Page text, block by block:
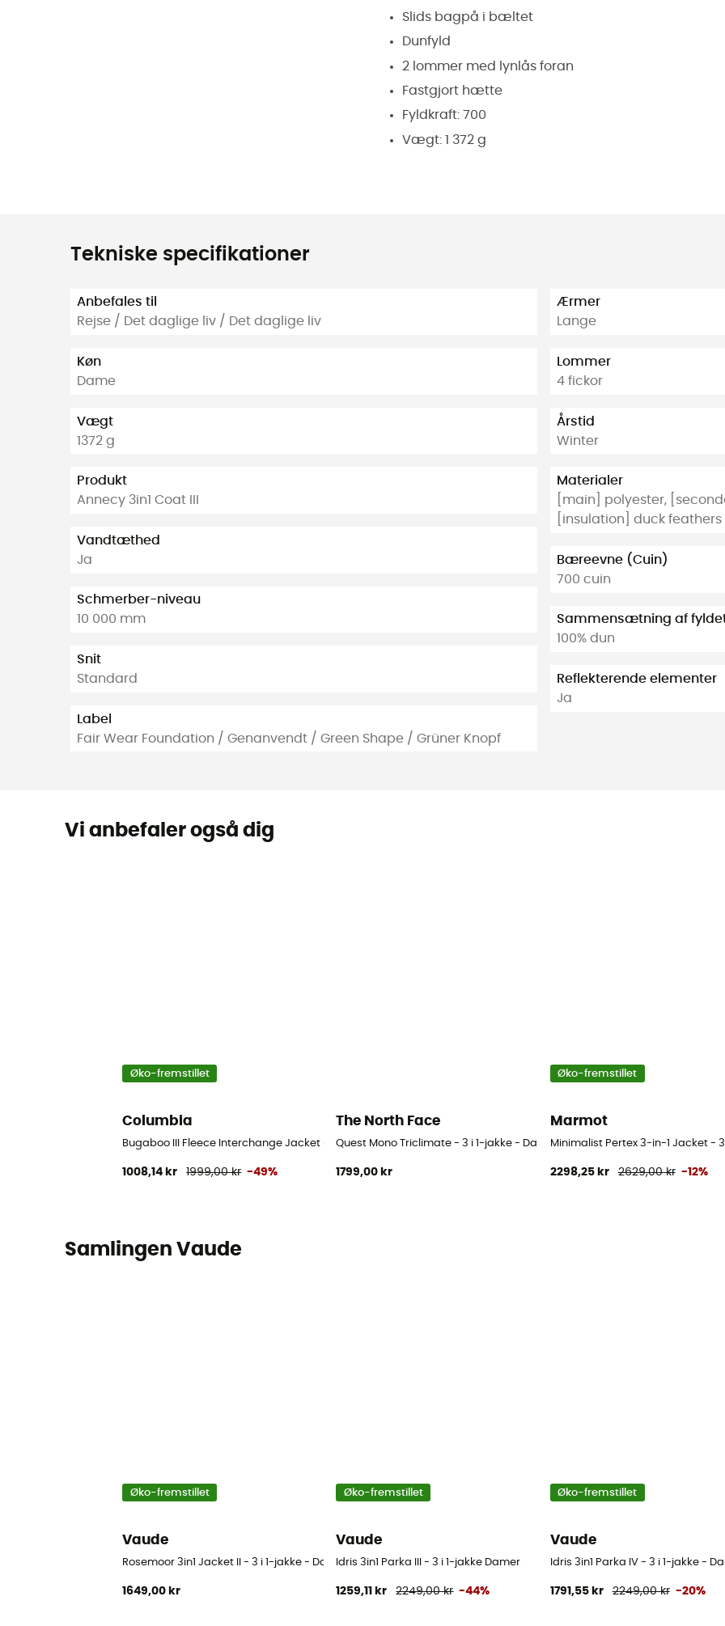
Slids bagpå i bæltet
Dunfyld
2 lommer med lynlås foran
Fastgjort hætte
Fyldkraft: 700
Vægt: 1 372 g
Tekniske specifikationer
Anbefales til
Rejse / Det daglige liv / Det daglige liv
Køn
Dame
Vægt
1372 g
Produkt
Annecy 3in1 Coat III
Vandtæthed
Ja
Schmerber-niveau
10 000 mm
Snit
Standard
Label
Fair Wear Foundation / Genanvendt / Green Shape / Grüner Knopf
Ærmer
Lange
Lommer
4 fickor
Årstid
Winter
Materialer
[main] polyester,
[insulation] duck feathers
Bæreevne (Cuin)
700 cuin
Sammensætning af
100% dun
Reflekterende elementer
Ja
Vi anbefaler også dig
Øko-fremstillet
Columbia
Bugaboo III Fleece Interchange Jacket - 3 i 1-jakke - Damer
1008,14 kr 1999,00 kr -49%
The North Face
Quest Mono Triclimate - 3 i 1-jakke - Damer
1799,00 kr
Øko-fremstillet
Marmot
Minimalist Pertex 3-in-1 Jacket -
2298,25 kr 2629,00 kr -12%
Samlingen Vaude
Øko-fremstillet
Vaude
Rosemoor 3in1 Jacket II - 3 i 1-jakke - Damer
1649,00 kr
Øko-fremstillet
Vaude
Idris 3in1 Parka III - 3 i 1-jakke Damer
1259,11 kr 2249,00 kr -44%
Øko-fremstillet
Vaude
Idris 3in1 Parka IV - 3 i 1-jakke -
1791,55 kr 2249,00 kr -20%